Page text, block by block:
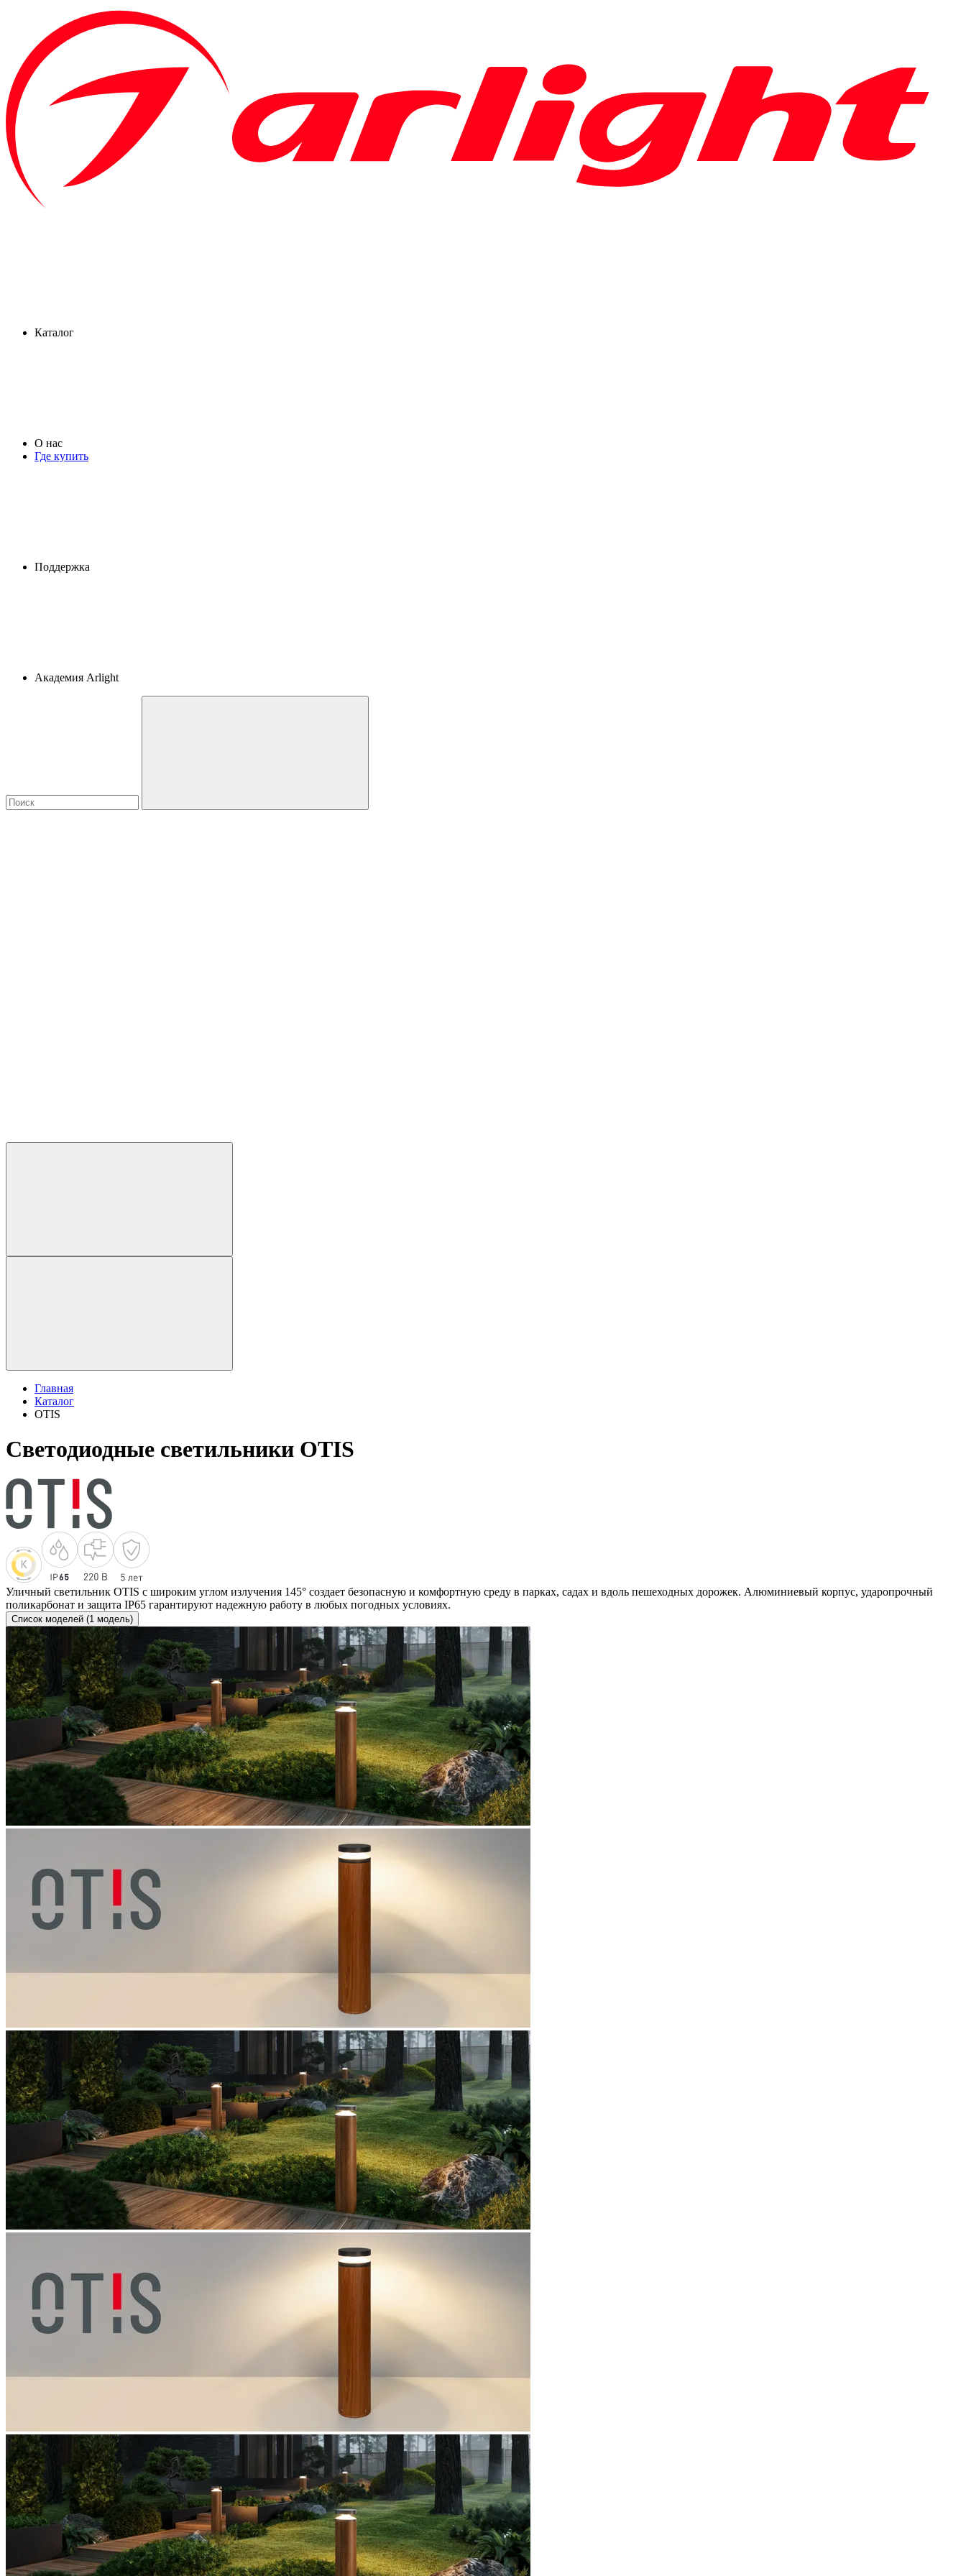
Каталог
О нас
Где купить
Поддержка
Академия Arlight
Главная
Каталог
OTIS
Светодиодные светильники OTIS
Уличный светильник OTIS с широким углом излучения 145° создает безопасную и комфортную среду в парках, садах и вдоль пешеходных дорожек. Алюминиевый корпус, ударопрочный
поликарбонат и защита IP65 гарантируют надежную работу в любых погодных условиях.
Список моделей (1 модель)